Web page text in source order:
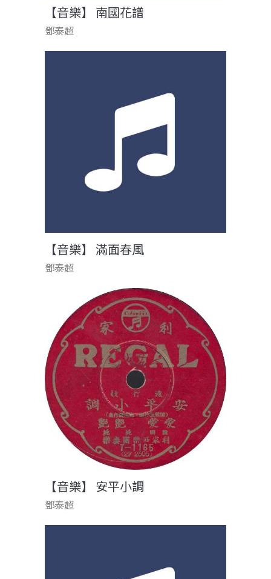
【音樂】 南國花譜
鄧泰超
【音樂】 滿面春風
鄧泰超
【音樂】 安平小調
鄧泰超